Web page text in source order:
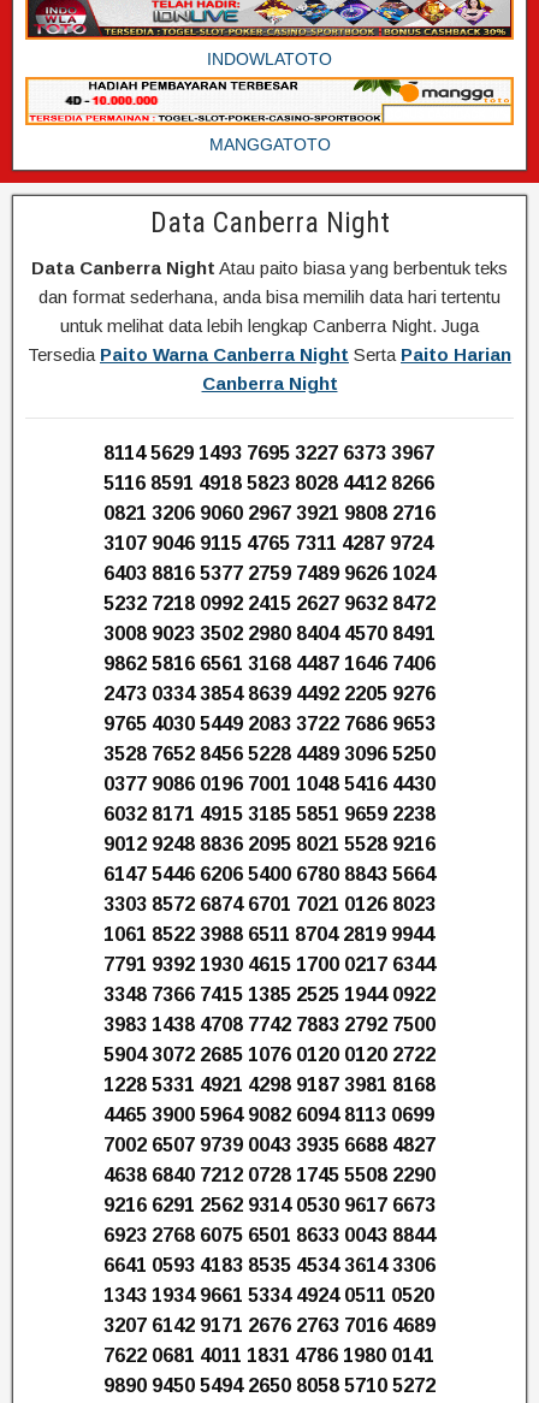
INDOWLATOTO
MANGGATOTO
Data Canberra Night
Data Canberra Night Atau paito biasa yang berbentuk teks
dan format sederhana, anda bisa memilih data hari tertentu
untuk melihat data lebih lengkap Canberra Night. Juga
Tersedia Paito Warna Canberra Night Serta Paito Harian
Canberra Night
8114 5629 1493 7695 3227 6373 3967
5116 8591 4918 5823 8028 4412 8266
0821 3206 9060 2967 3921 9808 2716
3107 9046 9115 4765 7311 4287 9724
6403 8816 5377 2759 7489 9626 1024
5232 7218 0992 2415 2627 9632 8472
3008 9023 3502 2980 8404 4570 8491
9862 5816 6561 3168 4487 1646 7406
2473 0334 3854 8639 4492 2205 9276
9765 4030 5449 2083 3722 7686 9653
3528 7652 8456 5228 4489 3096 5250
0377 9086 0196 7001 1048 5416 4430
6032 8171 4915 3185 5851 9659 2238
9012 9248 8836 2095 8021 5528 9216
6147 5446 6206 5400 6780 8843 5664
3303 8572 6874 6701 7021 0126 8023
1061 8522 3988 6511 8704 2819 9944
7791 9392 1930 4615 1700 0217 6344
3348 7366 7415 1385 2525 1944 0922
3983 1438 4708 7742 7883 2792 7500
5904 3072 2685 1076 0120 0120 2722
1228 5331 4921 4298 9187 3981 8168
4465 3900 5964 9082 6094 8113 0699
7002 6507 9739 0043 3935 6688 4827
4638 6840 7212 0728 1745 5508 2290
9216 6291 2562 9314 0530 9617 6673
6923 2768 6075 6501 8633 0043 8844
6641 0593 4183 8535 4534 3614 3306
1343 1934 9661 5334 4924 0511 0520
3207 6142 9171 2676 2763 7016 4689
7622 0681 4011 1831 4786 1980 0141
9890 9450 5494 2650 8058 5710 5272